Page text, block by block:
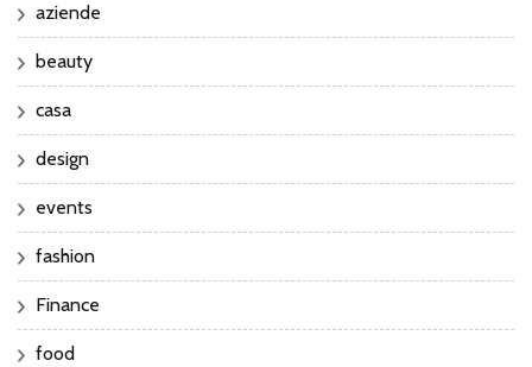
aziende
beauty
casa
design
events
fashion
Finance
food